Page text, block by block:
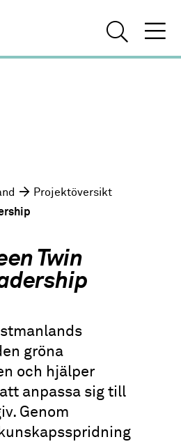
Projektöversikt
Twin
gröna
och hjälper
anpassa sig till
Genom